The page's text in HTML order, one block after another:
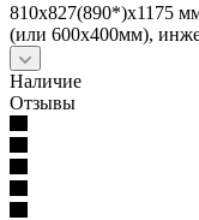
810х827(890*)х1175
(или 600х400мм),
Наличие
Отзывы